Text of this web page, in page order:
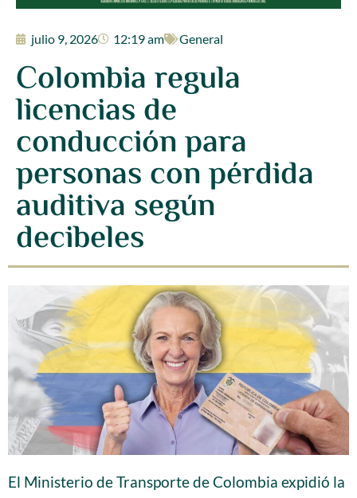
julio 9, 2026 12:19 am General
Colombia regula
licencias de
conducción para
personas con pérdida
auditiva según
decibeles
El Ministerio de Transporte de Colombia expidió la